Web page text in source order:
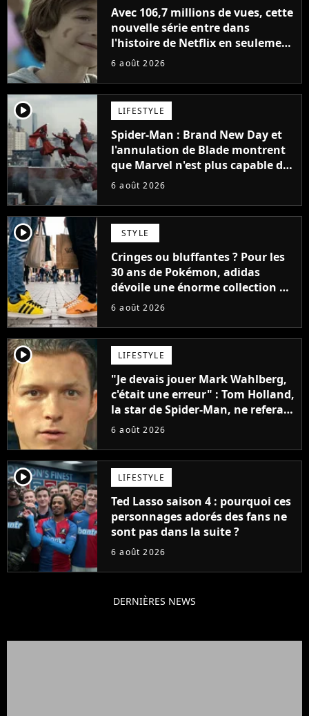
Avec 106,7 millions de vues, cette
nouvelle série entre dans
l'histoire de Netflix en seulement
48 jours
6 août 2026
player2 LIFESTYLE
Spider-Man : Brand New Day et
l'annulation de Blade montrent
que Marvel n'est plus capable de
faire quoi que ce soit de simple
6 août 2026
player2 STYLE
Cringes ou bluffantes ? Pour les
30 ans de Pokémon, adidas
dévoile une énorme collection de
sneakers et je ne sais pas quoi en
6 août 2026
player2 LIFESTYLE
"Je devais jouer Mark Wahlberg,
c'était une erreur" : Tom Holland,
la star de Spider-Man, ne referait
pas ce blockbuster
6 août 2026
player2 LIFESTYLE
Ted Lasso saison 4 : pourquoi ces
personnages adorés des fans ne
sont pas dans la suite ?
6 août 2026
DERNIÈRES NEWS